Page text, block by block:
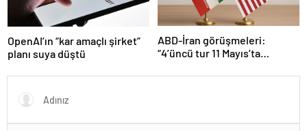
OpenAI’ın “kar amaçlı şirket”
planı suya düştü
ABD-İran görüşmeleri:
“4’üncü tur 11 Mayıs’ta